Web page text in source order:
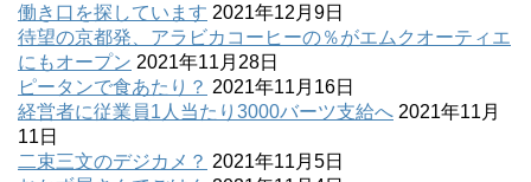
働き口を探しています 2021年12月9日
待望の京都発、アラビカコーヒーの％がエムクオーティエ
にもオープン 2021年11月28日
ピータンで食あたり？ 2021年11月16日
経営者に従業員1人当たり3000バーツ支給へ 2021年11月
11日
二束三文のデジカメ？ 2021年11月5日